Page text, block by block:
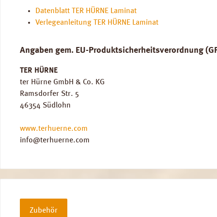
Datenblatt TER HÜRNE Laminat
Verlegeanleitung TER HÜRNE Laminat
Angaben gem. EU-Produktsicherheitsverordnung
TER HÜRNE
ter Hürne GmbH & Co. KG
Ramsdorfer Str. 5
46354 Südlohn
www.terhuerne.com
info@terhuerne.com
Zubehör